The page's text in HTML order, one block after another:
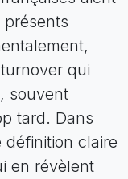
qui
souvent
tard. Dans
claire
en révèlent